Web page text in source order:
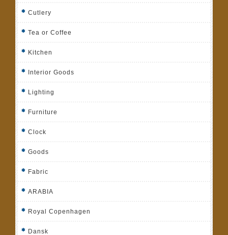
Cutlery
Tea or Coffee
Kitchen
Interior Goods
Lighting
Furniture
Clock
Goods
Fabric
ARABIA
Royal Copenhagen
Dansk